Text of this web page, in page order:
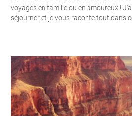
voyages en famille ou en amoureux !
séjourner et je vous raconte tout dans